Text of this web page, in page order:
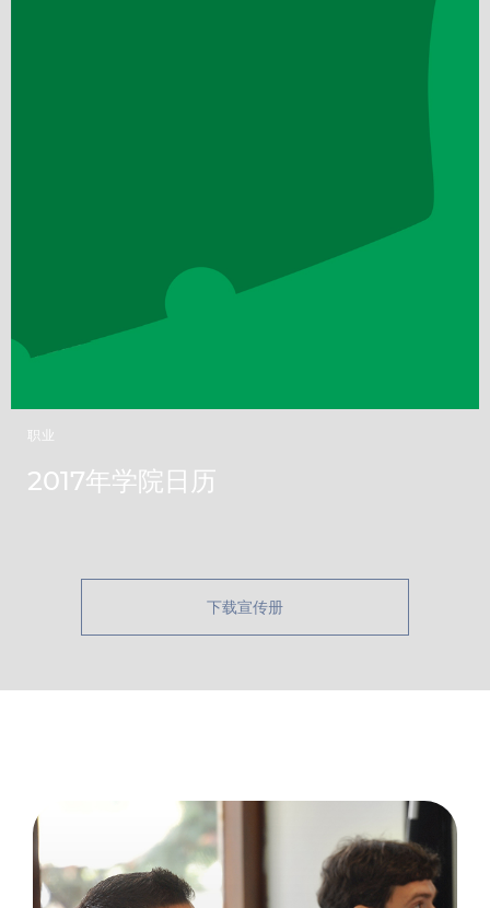
职业
2017年学院日历
下载宣传册